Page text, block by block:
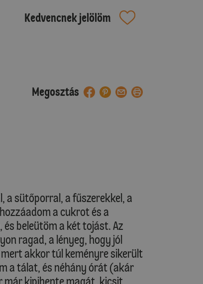
Kedvencnek jelölöm
Megosztás
a sütőporral, a fűszerekkel, a
a cukrot és a
beleütöm a két tojást. Az
ragad, a lényeg, hogy jól
akkor túl keményre sikerült
a tálat, és néhány órát (akár